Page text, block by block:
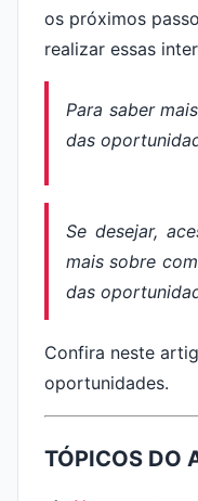
os próximos
realizar essas
Para saber
das
Se desejar,
mais sobre
das
Confira neste
oportunidades.
TÓPICOS DO